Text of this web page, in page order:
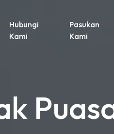
Hubungi
Kami
Pasukan
Kami